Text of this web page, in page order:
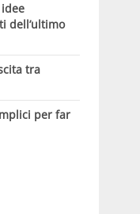
dell’ultimo
tra
per far